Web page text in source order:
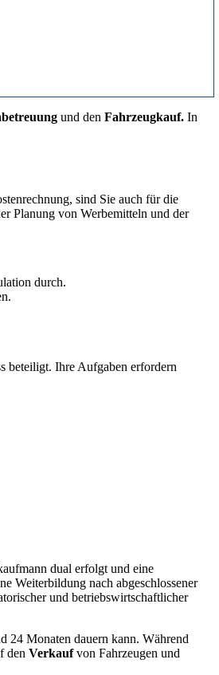
und den Fahrzeugkauf. In
sind Sie auch für die
Planung von Werbemitteln und der
durch.
beteiligt. Ihre Aufgaben erfordern
dual erfolgt und eine
Weiterbildung nach abgeschlossener
und betriebswirtschaftlicher
24 Monaten dauern kann. Während
den Verkaufvon Fahrzeugen und